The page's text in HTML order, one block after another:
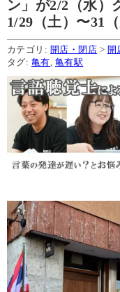
ン」が2/2（水）
1/29（土）〜31
カテゴリ: 開店・閉店 > 開
タグ: 亀有 亀有駅